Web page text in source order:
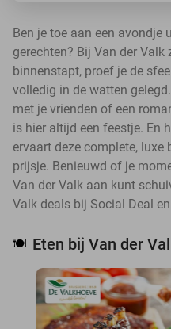
Ben je toe aan een
gerechten? Bij Van der
binnenstapt, proef je de
volledig in de watten
met je vrienden of een
is hier altijd een feestje. En
ervaart deze complete, luxe
prijsje. Benieuwd of je
Van der Valk aan kunt
Valk deals bij Social Deal
🍽️ Eten bij Van der